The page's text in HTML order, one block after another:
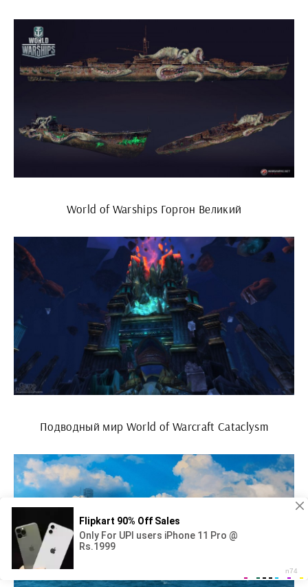
World of Warships Горгон Великий
Подводный мир World of Warcraft Cataclysm